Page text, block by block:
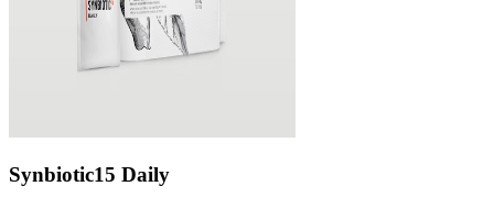
Synbiotic15 Daily